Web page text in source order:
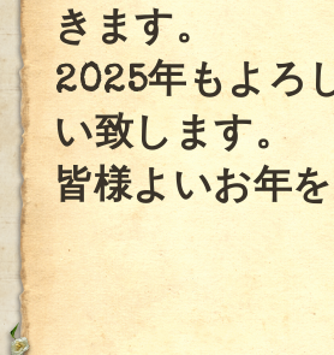
きます。
2025年もよろ
い致します。
皆様よいお年を